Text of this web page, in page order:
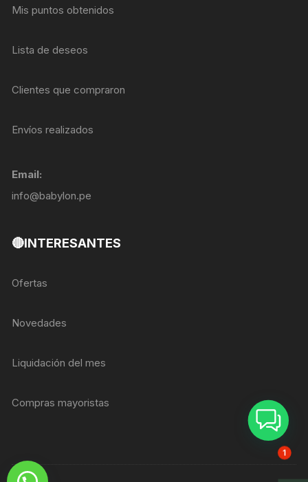
Mis puntos obtenidos
Lista de deseos
Clientes que compraron
Envíos realizados
Email:
info@babylon.pe
🔴INTERESANTES
Ofertas
Novedades
Liquidación del mes
Compras mayoristas
1